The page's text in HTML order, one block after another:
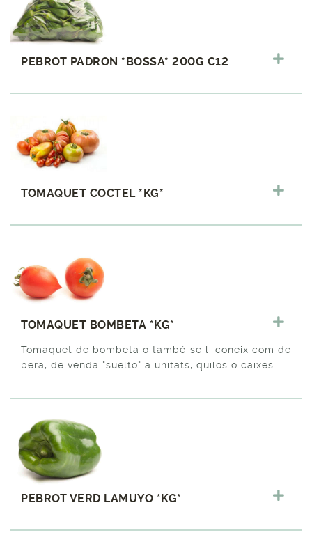
PEBROT PADRON *BOSSA* 200G C12
TOMAQUET COCTEL *KG*
TOMAQUET BOMBETA *KG*
Tomaquet de bombeta o també se li coneix com de
pera, de venda "suelto" a unitats, quilos o caixes.
PEBROT VERD LAMUYO *KG*